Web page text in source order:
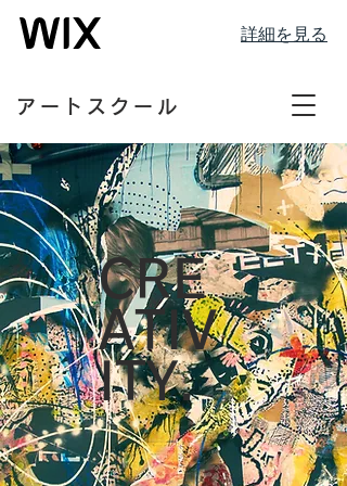
詳細を見る